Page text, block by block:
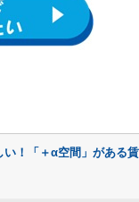
！「＋α空間」がある賃